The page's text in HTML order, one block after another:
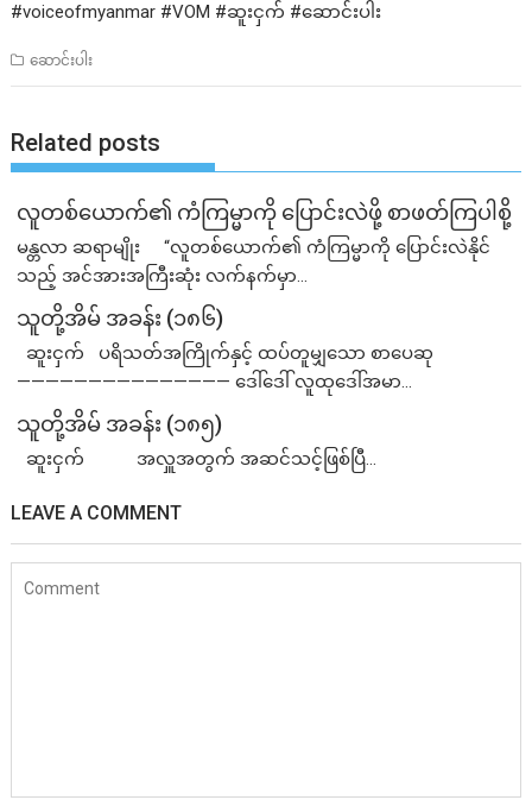
#voiceofmyanmar #VOM #ဆူးငှက် #ဆောင်းပါး
ဆောင်းပါး
Related posts
လူတစ်ယောက်၏ ကံကြမ္မာကို ပြောင်းလဲဖို့ စာဖတ်ကြပါစို့
မန္တလာ ဆရာမျိုး “လူတစ်ယောက်၏ ကံကြမ္မာကို ပြောင်းလဲနိုင်
သည့် အင်အားအကြီးဆုံး လက်နက်မှာ...
သူတို့အိမ် အခန်း (၁၈၆)
ဆူးငှက် ပရိသတ်အကြိုက်နှင့် ထပ်တူမျှသော စာပေဆု
——————————————— ဒေါ်ဒေါ် လူထုဒေါ်အမာ...
သူတို့အိမ် အခန်း (၁၈၅)
ဆူးငှက် အလှူအတွက် အဆင်သင့်ဖြစ်ပြီ...
LEAVE A COMMENT